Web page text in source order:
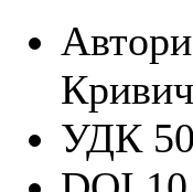
Кривич
УДК